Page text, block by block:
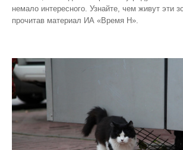
немало интересного. Узнайте, чем живут эти
прочитав материал ИА «Время Н».